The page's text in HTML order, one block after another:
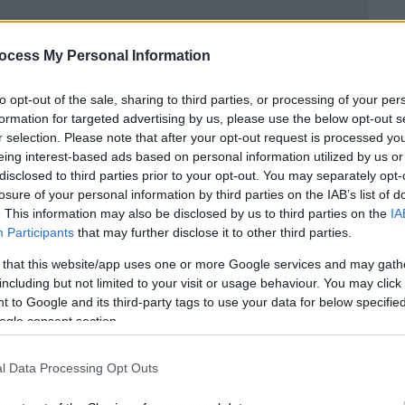
My Personal Information
opt-out of the sale, sharing to third parties, or processing of your
for targeted advertising by us, please use the below opt-out
selection. Please note that after your opt-out request is processed
interest-based ads based on personal information utilized by us
to third parties prior to your opt-out. You may separately
of your personal information by third parties on the IAB’s list of
This information may also be disclosed by us to third parties on the
Participants that may further disclose it to other third parties.
that this website/app uses one or more Google services and may
but not limited to your visit or usage behaviour. You may
to Google and its third-party tags to use your data for below
consent section.
Data Processing Opt Outs
μαζί μετά τα βραβεία
στην κατοχή του TMZ, η Tempo Music
single της Σάιρους του 2023
την μπαλάντα του Μαρς«When I Was Your
ότι κατέχει μερίδιο των
του Μαρς - ισχυρίζεται ότι
και οι στίχοι του «Flowers»